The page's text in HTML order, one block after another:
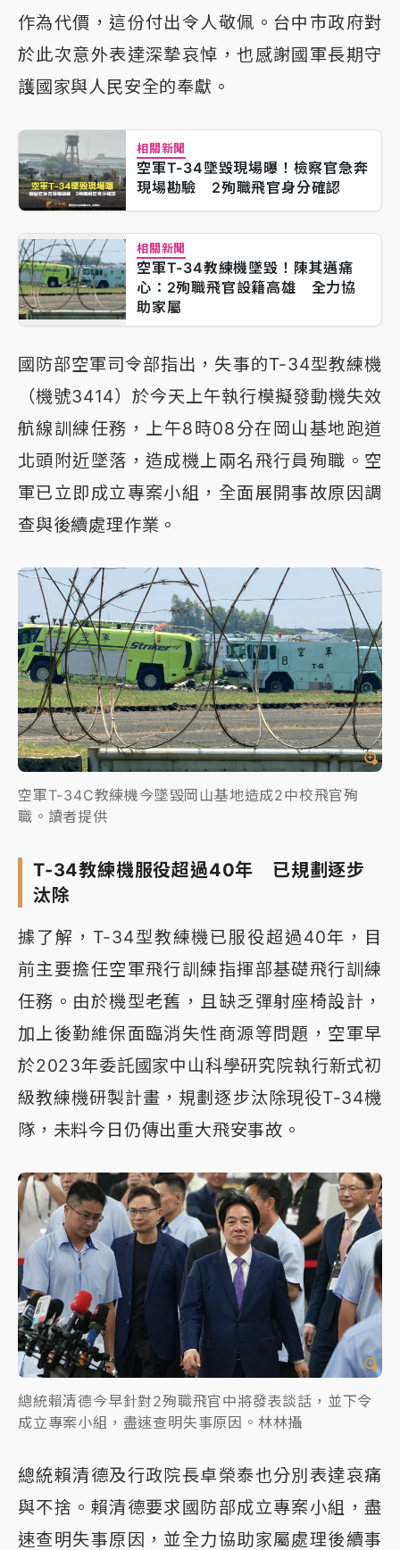
作為代價，這份付出令人敬佩。台中市政府對
於此次意外表達深摯哀悼，也感謝國軍長期守
護國家與人民安全的奉獻。
相關新聞
空軍T-34墜毀現場曝！檢察官急奔
現場勘驗 2殉職飛官身分確認
相關新聞
空軍T-34教練機墜毀！陳其邁痛
心：2殉職飛官設籍高雄 全力協
助家屬
國防部空軍司令部指出，失事的T-34型教練機
（機號3414）於今天上午執行模擬發動機失效
航線訓練任務，上午8時08分在岡山基地跑道
北頭附近墜落，造成機上兩名飛行員殉職。空
軍已立即成立專案小組，全面展開事故原因調
查與後續處理作業。
空軍T-34C教練機今墜毀岡山基地造成2中校飛官殉
職。讀者提供
T-34教練機服役超過40年 已規劃逐步
汰除
據了解，T-34型教練機已服役超過40年，目
前主要擔任空軍飛行訓練指揮部基礎飛行訓練
任務。由於機型老舊，且缺乏彈射座椅設計，
加上後勤維保面臨消失性商源等問題，空軍早
於2023年委託國家中山科學研究院執行新式初
級教練機研製計畫，規劃逐步汰除現役T-34機
隊，未料今日仍傳出重大飛安事故。
總統賴清德今早針對2殉職飛官中將發表談話，並下令
成立專案小組，盡速查明失事原因。林林攝
總統賴清德及行政院長卓榮泰也分別表達哀痛
與不捨。賴清德要求國防部成立專案小組，盡
速查明失事原因，並全力協助家屬處理後續事